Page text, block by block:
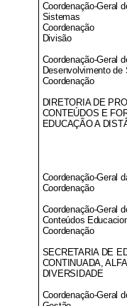
Coordenação-Geral
Sistemas
Coordenação
Divisão
Coordenação-Geral
Desenvolvimento de
Coordenação
DIRETORIA DE
CONTEÚDOS E
EDUCAÇÃO A
Coordenação-Geral
Coordenação
Coordenação-Geral
Conteúdos
Coordenação
SECRETARIA DE
CONTINUADA,
DIVERSIDADE
Coordenação-Geral